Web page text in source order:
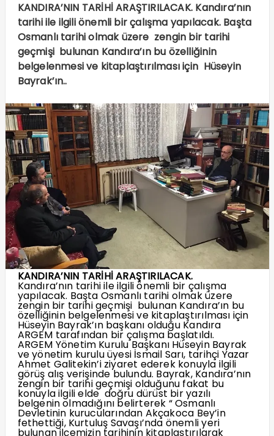
KANDIRA’NIN TARİHİ ARAŞTIRILACAK. Kandıra’nın
tarihi ile ilgili önemli bir çalışma yapılacak. Başta
Osmanlı tarihi olmak üzere zengin bir tarihi
geçmişi bulunan Kandıra’ın bu özelliğinin
belgelenmesi ve kitaplaştırılması için Hüseyin
Bayrak’ın..
KANDIRA’NIN TARİHİ ARAŞTIRILACAK.
Kandıra’nın tarihi ile ilgili önemli bir çalışma
yapılacak. Başta Osmanlı tarihi olmak üzere
zengin bir tarihi geçmişi bulunan Kandıra’ın bu
özelliğinin belgelenmesi ve kitaplaştırılması için
Hüseyin Bayrak’ın başkanı olduğu Kandıra
ARGEM tarafından bir çalışma başlatıldı.
ARGEM Yönetim Kurulu Başkanı Hüseyin Bayrak
ve yönetim kurulu üyesi İsmail Sarı, tarihçi Yazar
Ahmet Galitekin’i ziyaret ederek konuyla ilgili
görüş alış verişinde bulundu. Bayrak, Kandıra’nın
zengin bir tarihi geçmişi olduğunu fakat bu
konuyla ilgili elde doğru dürüst bir yazılı
belgenin olmadığını belirterek “ Osmanlı
Devletinin kurucularından Akçakoca Bey’in
fethettiği, Kurtuluş Savaşı’nda önemli yeri
bulunan ilçemizin tarihinin kitaplaştırılarak